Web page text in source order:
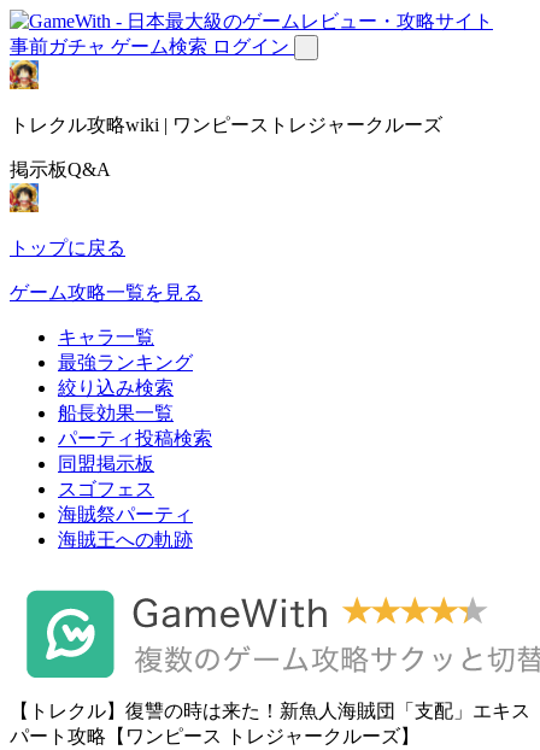
事前ガチャ ゲーム検索 ログイン
トレクル攻略wiki | ワンピーストレジャークルーズ
掲示板Q&A
トップに戻る
ゲーム攻略一覧を見る
キャラ一覧
最強ランキング
絞り込み検索
船長効果一覧
パーティ投稿検索
同盟掲示板
スゴフェス
海賊祭パーティ
海賊王への軌跡
【トレクル】復讐の時は来た！新魚人海賊団「支配」エキス
パート攻略【ワンピース トレジャークルーズ】